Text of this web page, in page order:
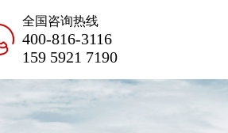
全国咨询热线
400-816-3116
159 5921 7190